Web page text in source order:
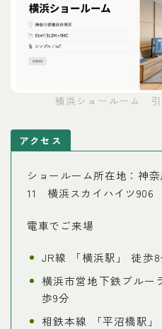
横浜ショールーム
アクセス
ショールーム所在地：神
11 横浜スカイハイツ906
電車でご来場
JR線 「横浜駅」 徒歩8
横浜市営地下鉄ブルー
歩9分
相鉄本線 「平沼橋駅」